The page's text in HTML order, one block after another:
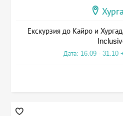
Екскурзия до Кайро и
Дата: 16.09 - 31.10